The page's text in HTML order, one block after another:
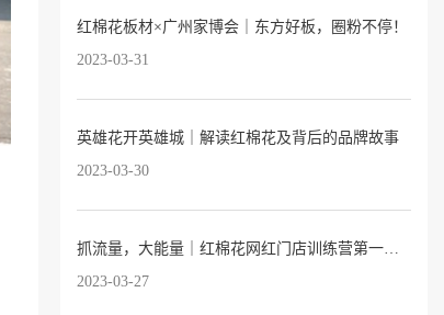
红棉花板材×广州家博会｜东方好板，圈粉不停！
2023-03-31
英雄花开英雄城｜解读红棉花及背后的品牌故事
2023-03-30
抓流量，大能量｜红棉花网红门店训练营第一期完满落幕！
2023-03-27